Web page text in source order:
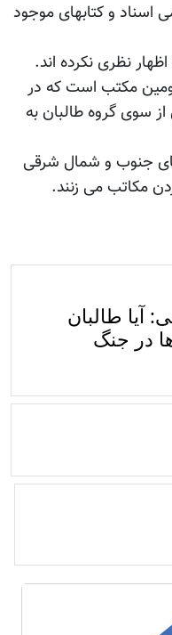
اسناد و کتابهای موجود
نظری نکرده اند.
مکتب است که در
سوی گروه طالبان به
جنوب و شمال شرقی
مکاتب می زنند.
آیا طالبان
در جنگ